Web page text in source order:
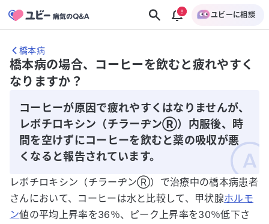
ユビーに相談
橋本病
橋本病の場合、コーヒーを飲むと疲れやすく
なりますか？
コーヒーが原因で疲れやすくはなりませんが、
レボチロキシン（チラーヂンⓇ）内服後、時
間を空けずにコーヒーを飲むと薬の吸収が悪
くなると報告されています。
レボチロキシン（チラーヂンⓇ）で治療中の橋本病患者
さんにおいて、コーヒーは水と比較して、甲状腺ホルモ
ン値の平均上昇率を36％、ピーク上昇率を30％低下さ